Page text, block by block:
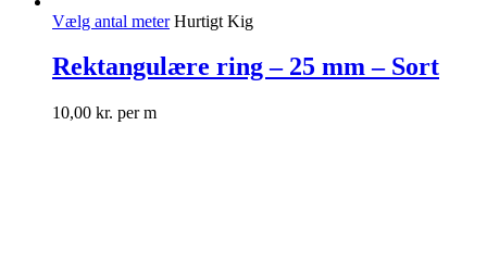
Vælg antal meter Hurtigt Kig
Rektangulære ring – 25 mm – Sort
10,00 kr. per m